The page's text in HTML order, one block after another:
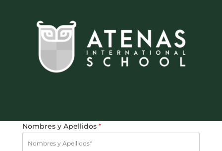
Nombres y Apellidos *